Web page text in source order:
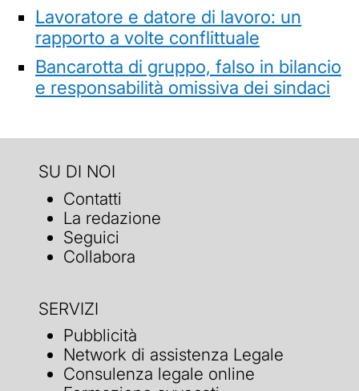
Lavoratore e datore di lavoro: un
rapporto a volte conflittuale
Bancarotta di gruppo, falso in bilancio
e responsabilità omissiva dei sindaci
SU DI NOI
Contatti
La redazione
Seguici
Collabora
SERVIZI
Pubblicità
Network di assistenza Legale
Consulenza legale online